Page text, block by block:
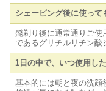
シェービング後に使って
髭剃り後に通常通りご使
であるグリチルリチン酸
1日の中で、いつ使用し
基本的には朝と夜の洗顔